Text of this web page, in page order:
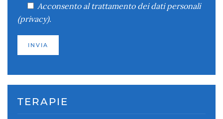
Acconsentoal trattamento dei dati personali
(privacy).
TERAPIE